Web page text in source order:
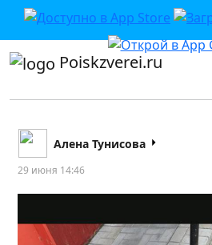
Poiskzverei.ru
Алена Тунисова
29 июня 14:46